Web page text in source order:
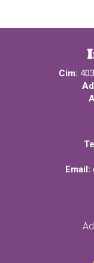
Cím:
Email: